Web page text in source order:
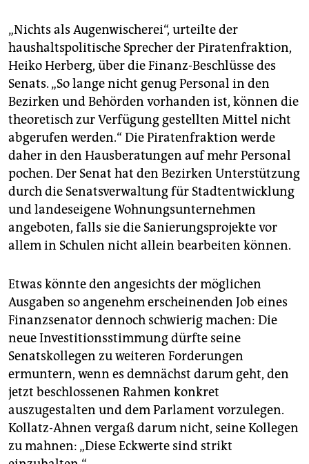
„Nichts als Augenwischerei“, urteilte der
haushaltspolitische Sprecher der Piratenfraktion,
Heiko Herberg, über die Finanz-Beschlüsse des
Senats. „So lange nicht genug Personal in den
Bezirken und Behörden vorhanden ist, können die
theoretisch zur Verfügung gestellten Mittel nicht
abgerufen werden.“ Die Piratenfraktion werde
daher in den Hausberatungen auf mehr Personal
pochen. Der Senat hat den Bezirken Unterstützung
durch die Senatsverwaltung für Stadtentwicklung
und landeseigene Wohnungsunternehmen
angeboten, falls sie die Sanierungsprojekte vor
allem in Schulen nicht allein bearbeiten können.
Etwas könnte den angesichts der möglichen
Ausgaben so angenehm erscheinenden Job eines
Finanzsenator dennoch schwierig machen: Die
neue Investitionsstimmung dürfte seine
Senatskollegen zu weiteren Forderungen
ermuntern, wenn es demnächst darum geht, den
jetzt beschlossenen Rahmen konkret
auszugestalten und dem Parlament vorzulegen.
Kollatz-Ahnen vergaß darum nicht, seine Kollegen
zu mahnen: „Diese Eckwerte sind strikt